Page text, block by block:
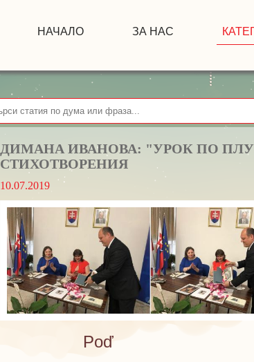
НАЧАЛО ЗА НАС
ДИМАНА ИВАНОВА: "УРОК ПО
СТИХОТВОРЕНИЯ
10.07.2019
Poď